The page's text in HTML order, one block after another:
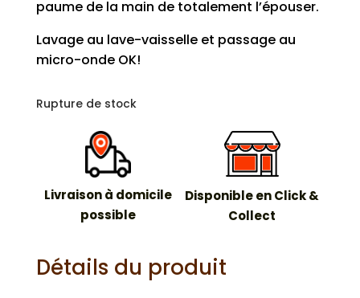
paume de la main de totalement l’épouser.
Lavage au lave-vaisselle et passage au
micro-onde OK!
Rupture de stock
Livraison à domicile
possible
Disponible en Click &
Collect
Détails du produit